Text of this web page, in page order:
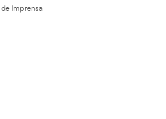
Imprensa